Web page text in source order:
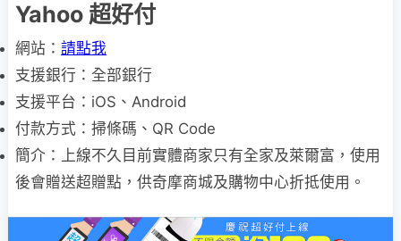
Yahoo 超好付
網站： 請點我
支援銀行：全部銀行
支援平台：iOS、Android
付款方式：掃條碼、QR Code
簡介：上線不久目前實體商家只有全家及萊爾富，使用
後會贈送超贈點，供奇摩商城及購物中心折抵使用。